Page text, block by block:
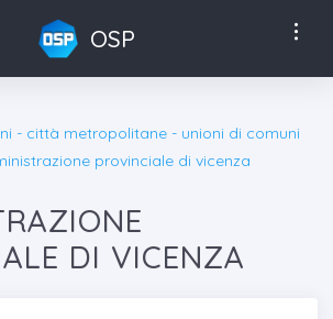
OSP
- città metropolitane - unioni di comuni
provinciale di vicenza
DI VICENZA